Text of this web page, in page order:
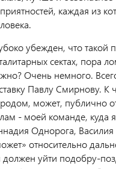
каждая из
убежден, что такой
сектах, пора
Очень немного.
Павлу Смирнову.
может, публично
- моей команде, куда
Однорога,
относительно
должен уйти подобру-